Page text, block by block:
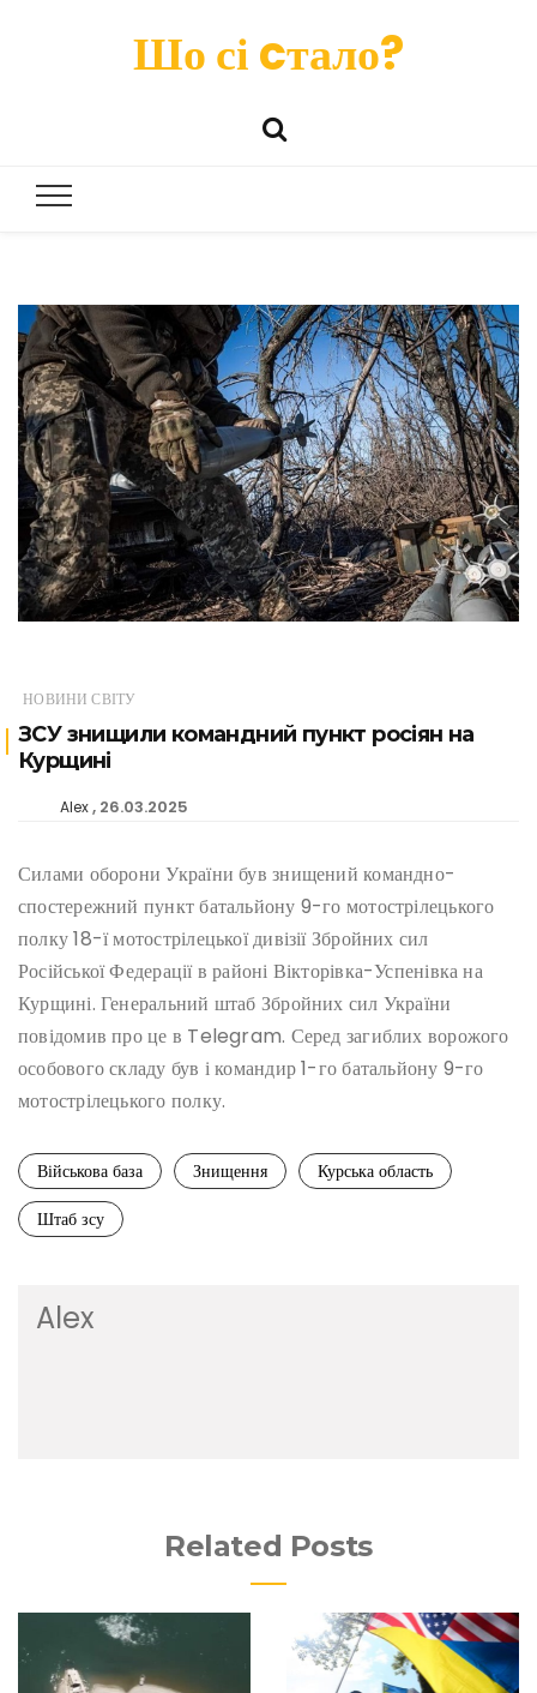
Шо сі cтало?
НОВИНИ СВІТУ
ЗСУ знищили командний пункт росіян на
Курщині
Alex 26.03.2025
Силами оборони України був знищений командно-
спостережний пункт батальйону 9-го мотострілецького
полку 18-ї мотострілецької дивізії Збройних сил
Російської Федерації в районі Вікторівка-Успенівка на
Курщині. Генеральний штаб Збройних сил України
повідомив про це в Telegram. Серед загиблих ворожого
особового складу був і командир 1-го батальйону 9-го
мотострілецького полку.
Військова база Знищення
Курська область
Штаб зсу
Alex
Related Posts